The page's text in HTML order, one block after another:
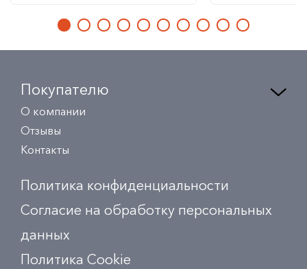
Покупателю
О компании
Отзывы
Контакты
Политика конфиденциальности
Согласие на обработку персональных
данных
Политика Сookie